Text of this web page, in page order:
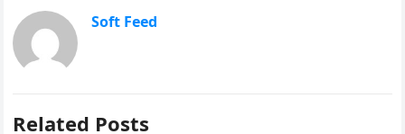
Soft Feed
Related Posts